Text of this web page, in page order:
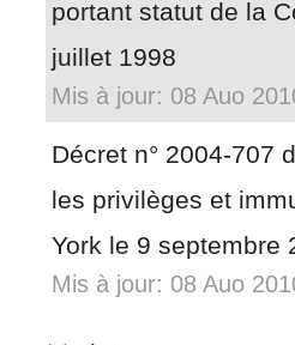
portant statut de la
juillet 1998
Mis à jour: 08 Auo
Décret n° 2004-707
les privilèges et
York le 9 septembre
Mis à jour: 08 Auo